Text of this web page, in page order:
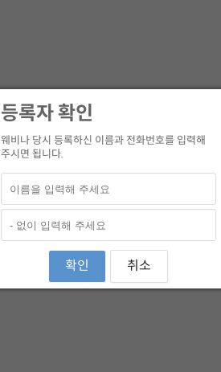
등록자 확인
웨비나 당시 등록하신 이름과 전화번호를 입력해
주시면 됩니다.
확인 취소